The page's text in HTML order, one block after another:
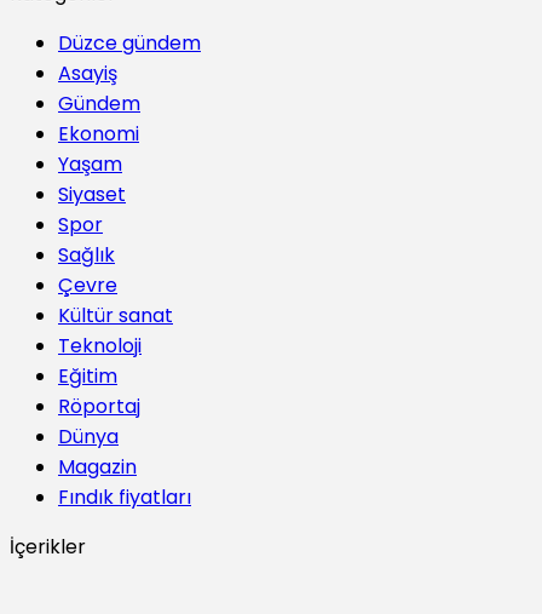
Düzce gündem
Asayiş
Gündem
Ekonomi
Yaşam
Siyaset
Spor
Sağlık
Çevre
Kültür sanat
Teknoloji
Eğitim
Röportaj
Dünya
Magazin
Fındık fiyatları
İçerikler